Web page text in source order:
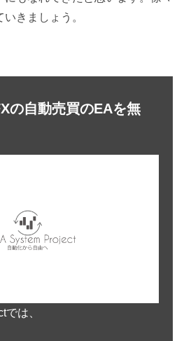
きましょう。
の自動売買のEAを無
は、